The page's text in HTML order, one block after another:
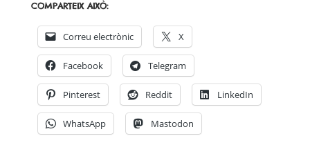
COMPARTEIX AIXÒ:
Correu electrònic X
Facebook Telegram
Pinterest Reddit LinkedIn
WhatsApp Mastodon